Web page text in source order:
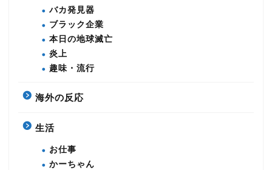
バカ発見器
ブラック企業
本日の地球滅亡
炎上
趣味・流行
海外の反応
生活
お仕事
かーちゃん